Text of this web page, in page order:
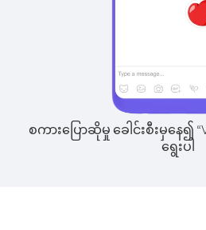
စကားပြောဆိုမှု ခေါင်းစီးမှနေ၍
ရွေးပါ